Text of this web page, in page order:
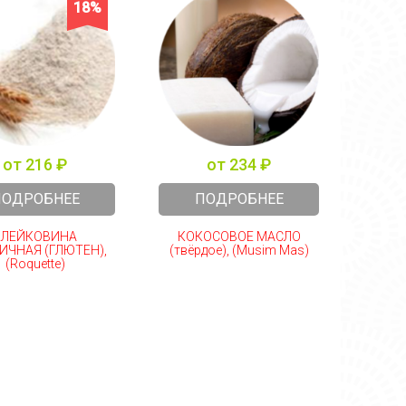
18%
от 216 ₽
(ГЛЮТЕН),
(Roquette)
от 234 ₽
ПОДРОБНЕЕ
КОКОСОВОЕ МАСЛО
(твёрдое), (Musim Mas)